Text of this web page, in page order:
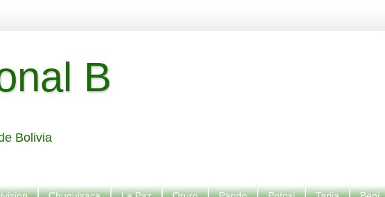
B
Bolivia